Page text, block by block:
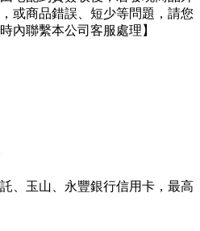
或商品錯誤、短少等問題，請您
內聯繫本公司客服處理】
、玉山、永豐銀行信用卡，最高